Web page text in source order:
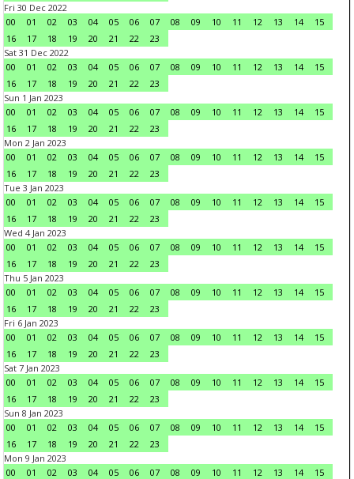
Fri 30 Dec 2022
00
01 02 03 04 05 06 07 08 09 10 11 12 13 14
15
16
17 18 19 20 21 22
23
Sat 31 Dec 2022
00
01 02 03 04 05 06 07 08 09 10 11 12 13 14
15
16
17 18 19 20 21 22
23
Sun 1 Jan 2023
00
01 02 03 04 05 06 07 08 09 10 11 12 13 14
15
16
17 18 19 20 21 22
23
Mon 2 Jan 2023
00
01 02 03 04 05 06 07 08 09 10 11 12 13 14
15
16
17 18 19 20 21 22
23
Tue 3 Jan 2023
00
01 02 03 04 05 06 07 08 09 10 11 12 13 14
15
16
17 18 19 20 21 22
23
Wed 4 Jan 2023
00
01 02 03 04 05 06 07 08 09 10 11 12 13 14
15
16
17 18 19 20 21 22
23
Thu 5 Jan 2023
00
01 02 03 04 05 06 07 08 09 10 11 12 13 14
15
16
17 18 19 20 21 22
23
Fri 6 Jan 2023
00
01 02 03 04 05 06 07 08 09 10 11 12 13 14
15
16
17 18 19 20 21 22
23
Sat 7 Jan 2023
00
01 02 03 04 05 06 07 08 09 10 11 12 13 14
15
16
17 18 19 20 21 22
23
Sun 8 Jan 2023
00
01 02 03 04 05 06 07 08 09 10 11 12 13 14
15
16
17 18 19 20 21 22
23
Mon 9 Jan 2023
00
01 02 03 04 05 06 07 08 09 10 11 12 13 14 15